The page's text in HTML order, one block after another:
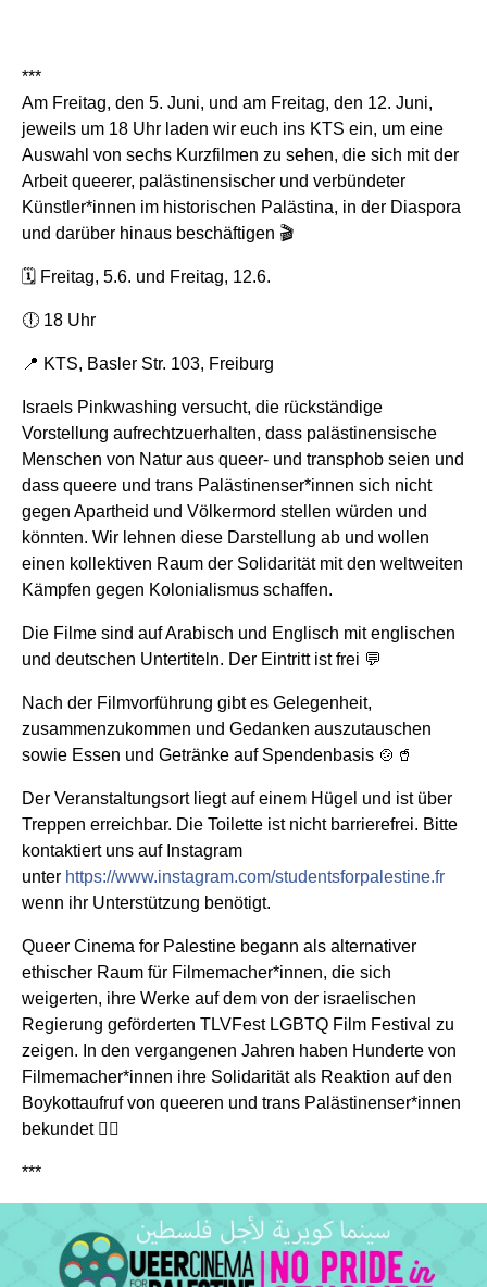
***
Am Freitag, den 5. Juni, und am Freitag, den 12. Juni,
jeweils um 18 Uhr laden wir euch ins KTS ein, um eine
Auswahl von sechs Kurzfilmen zu sehen, die sich mit der
Arbeit queerer, palästinensischer und verbündeter
Künstler*innen im historischen Palästina, in der Diaspora
und darüber hinaus beschäftigen 🎬
🗓️ Freitag, 5.6. und Freitag, 12.6.
🕕 18 Uhr
📍 KTS, Basler Str. 103, Freiburg
Israels Pinkwashing versucht, die rückständige
Vorstellung aufrechtzuerhalten, dass palästinensische
Menschen von Natur aus queer- und transphob seien und
dass queere und trans Palästinenser*innen sich nicht
gegen Apartheid und Völkermord stellen würden und
könnten. Wir lehnen diese Darstellung ab und wollen
einen kollektiven Raum der Solidarität mit den weltweiten
Kämpfen gegen Kolonialismus schaffen.
Die Filme sind auf Arabisch und Englisch mit englischen
und deutschen Untertiteln. Der Eintritt ist frei 💬
Nach der Filmvorführung gibt es Gelegenheit,
zusammenzukommen und Gedanken auszutauschen
sowie Essen und Getränke auf Spendenbasis 🍲🥤
Der Veranstaltungsort liegt auf einem Hügel und ist über
Treppen erreichbar. Die Toilette ist nicht barrierefrei. Bitte
kontaktiert uns auf Instagram
unter https://www.instagram.com/studentsforpalestine.fr
wenn ihr Unterstützung benötigt.
Queer Cinema for Palestine begann als alternativer
ethischer Raum für Filmemacher*innen, die sich
weigerten, ihre Werke auf dem von der israelischen
Regierung geförderten TLVFest LGBTQ Film Festival zu
zeigen. In den vergangenen Jahren haben Hunderte von
Filmemacher*innen ihre Solidarität als Reaktion auf den
Boykottaufruf von queeren und trans Palästinenser*innen
bekundet 🏳️‍🌈
***